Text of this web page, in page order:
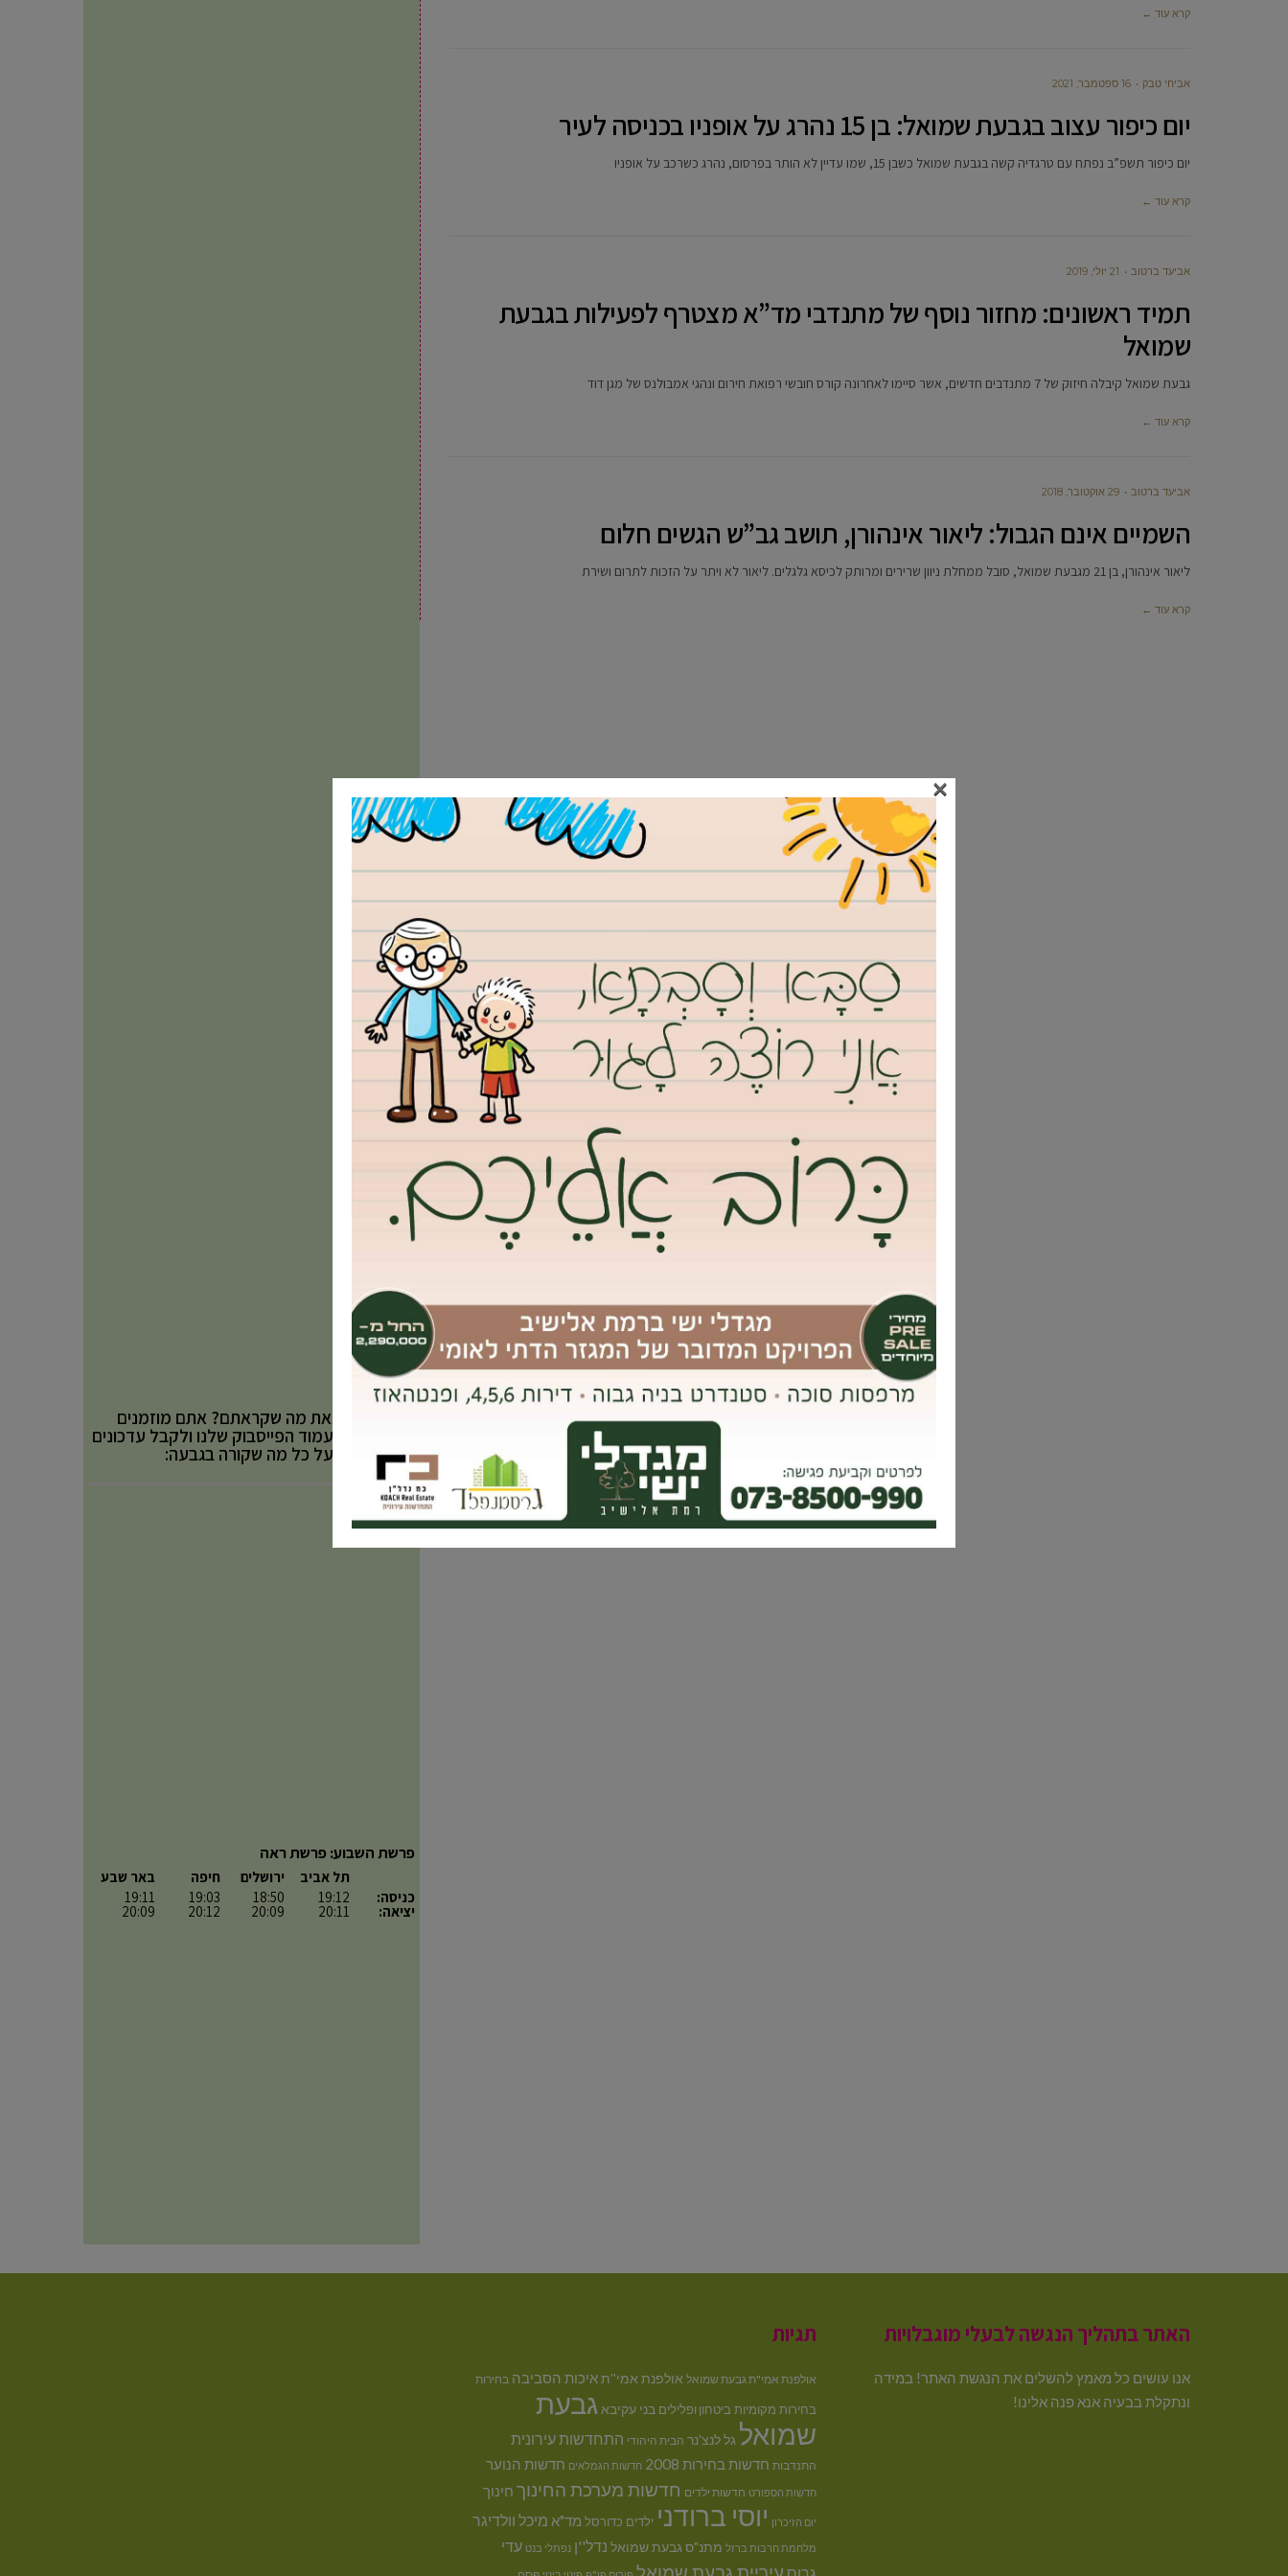
קרא עוד ←
אביחי טבק 16 ספטמבר, 2021
יום כיפור עצוב בגבעת שמואל: בן 15 נהרג על אופניו בכניסה לעיר
יום כיפור תשפ”ב נפתח עם טרגדיה קשה בגבעת שמואל כשבן 15, שמו עדיין לא הותר בפרסום, נהרג כשרכב על אופניו
קרא עוד ←
אביעד ברטוב 21 יולי, 2019
תמיד ראשונים: מחזור נוסף של מתנדבי מד”א מצטרף לפעילות בגבעת
שמואל
גבעת שמואל קיבלה חיזוק של 7 מתנדבים חדשים, אשר סיימו לאחרונה קורס חובשי רפואת חירום ונהגי אמבולנס של מגן דוד
קרא עוד ←
אביעד ברטוב 29 אוקטובר, 2018
השמיים אינם הגבול: ליאור אינהורן, תושב גב”ש הגשים חלום
ליאור אינהורן, בן 21 מגבעת שמואל, סובל ממחלת ניוון שרירים ומרותק לכיסא גלגלים. ליאור לא ויתר על הזכות לתרום ושירת
קרא עוד ←
אהבתם את מה שקראתם? אתם מוזמנים
לעקוב אחר עמוד הפייסבוק שלנו ולקבל עדכונים
באופן שוטף על כל מה שקורה בגבעה:
פרשת השבוע: פרשת ראה
כניסה:
יציאה:
תל אביב
19:12
20:11
ירושלים
18:50
20:09
חיפה
19:03
20:12
באר שבע
19:11
20:09
האתר בתהליך הנגשה לבעלי מוגבלויות
אנו עושים כל מאמץ להשלים את הנגשת האתר! במידה
ונתקלת בבעיה אנא פנה אלינו!
תגיות
אולפנת אמי"ת גבעת שמואל אולפנת אמי''תאיכות הסביבה בחירות
בחירות מקומיות ביטחון ופלילים בני עקיבא גבעת
שמואל גל לנצ'נר הבית היהודי התחדשות עירונית
התנדבות חדשות בחירות 2008 חדשות הגמלאים חדשות הנוער
חדשות הספורט חדשות ילדים חדשות מערכת החינוך חינוך
יום הזיכרון יוסי ברודני ילדים כדורסל מד"א מיכל וולדיגר
מלחמת חרבות ברזל מתנ"ס גבעת שמואל נדל''ן נפתלי בנט עדי
×